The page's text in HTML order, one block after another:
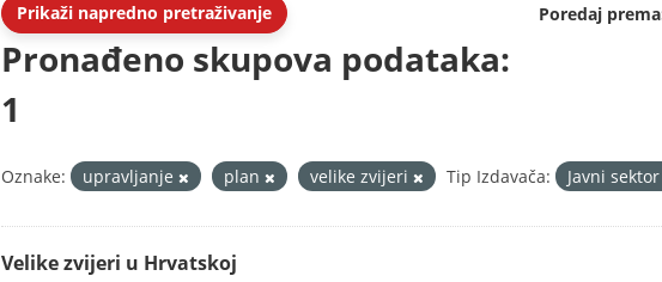
Prikaži napredno pretraživanje Poredaj prema
Pronađeno skupova podataka:
1
Oznake: upravljanje plan velike zvijeri Tip Izdavača: Javni sektor
Velike zvijeri u Hrvatskoj